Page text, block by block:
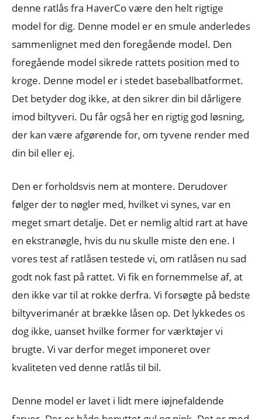
denne ratlås fra HaverCo være den helt rigtige
model for dig. Denne model er en smule anderledes
sammenlignet med den foregående model. Den
foregående model sikrede rattets position med to
kroge. Denne model er i stedet baseballbatformet.
Det betyder dog ikke, at den sikrer din bil dårligere
imod biltyveri. Du får også her en rigtig god løsning,
der kan være afgørende for, om tyvene render med
din bil eller ej.
Den er forholdsvis nem at montere. Derudover
følger der to nøgler med, hvilket vi synes, var en
meget smart detalje. Det er nemlig altid rart at have
en ekstranøgle, hvis du nu skulle miste den ene. I
vores test af ratlåsen testede vi, om ratlåsen nu sad
godt nok fast på rattet. Vi fik en fornemmelse af, at
den ikke var til at rokke derfra. Vi forsøgte på bedste
biltyverimanér at brække låsen op. Det lykkedes os
dog ikke, uanset hvilke former for værktøjer vi
brugte. Vi var derfor meget imponeret over
kvaliteten ved denne ratlås til bil.
Denne model er lavet i lidt mere iøjnefaldende